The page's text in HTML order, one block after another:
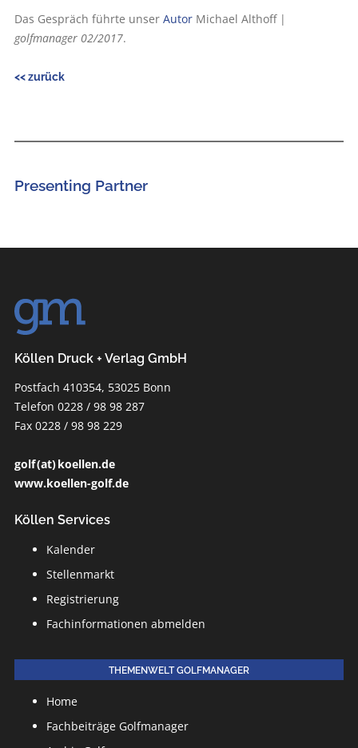
Das Gespräch führte unser AutorMichael Althoff |
golfmanager 02/2017.
<< zurück
Presenting Partner
Köllen Druck + Verlag GmbH
Postfach 410354, 53025 Bonn
Telefon 0228 / 98 98 287
Fax 0228 / 98 98 229
golf (at) koellen.de
www.koellen-golf.de
Köllen Services
Kalender
Stellenmarkt
Registrierung
Fachinformationen abmelden
THEMENWELT GOLFMANAGER
Home
Fachbeiträge Golfmanager